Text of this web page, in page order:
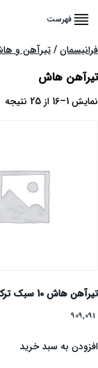
فهرست
/تیرآهن و
هاش
1–16 از 25 نتیجه
هاش 10 سبک ترک
به سبد خرید